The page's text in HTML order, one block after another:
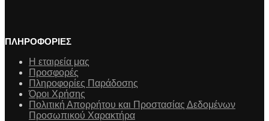
ΠΛΗΡΟΦΟΡΙΕΣ
Η εταιρεία μας
Προσφορές
Πληροφορίες Παράδοσης
Όροι Χρήσης
Πολιτική Απορρήτου και Προστασίας Δεδομένων
Προσωπικού Χαρακτήρα